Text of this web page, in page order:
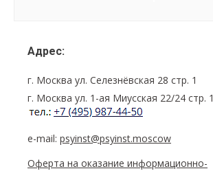
Адрес:
г. Москва ул. Селезнёвская 28 стр. 1
г. Москва ул. 1-ая Миусская 22/24 стр. 1
e-mail: psyinst@psyinst.moscow
Оферта на оказание информационно-